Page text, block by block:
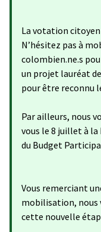
La votation
N’hésitez pas à
colombien.ne.s
un projet lauréat
pour être reconnu
Par ailleurs, nous
vous le 8 juillet à la
du Budget
Vous remerciant
mobilisation, nous
cette nouvelle